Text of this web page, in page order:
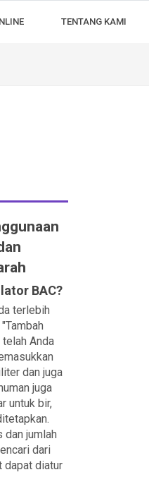
TENTANG KAMI
BAC?
terlebih
Anda
dan juga
juga
untuk bir,
dan jumlah
dari
dapat diatur